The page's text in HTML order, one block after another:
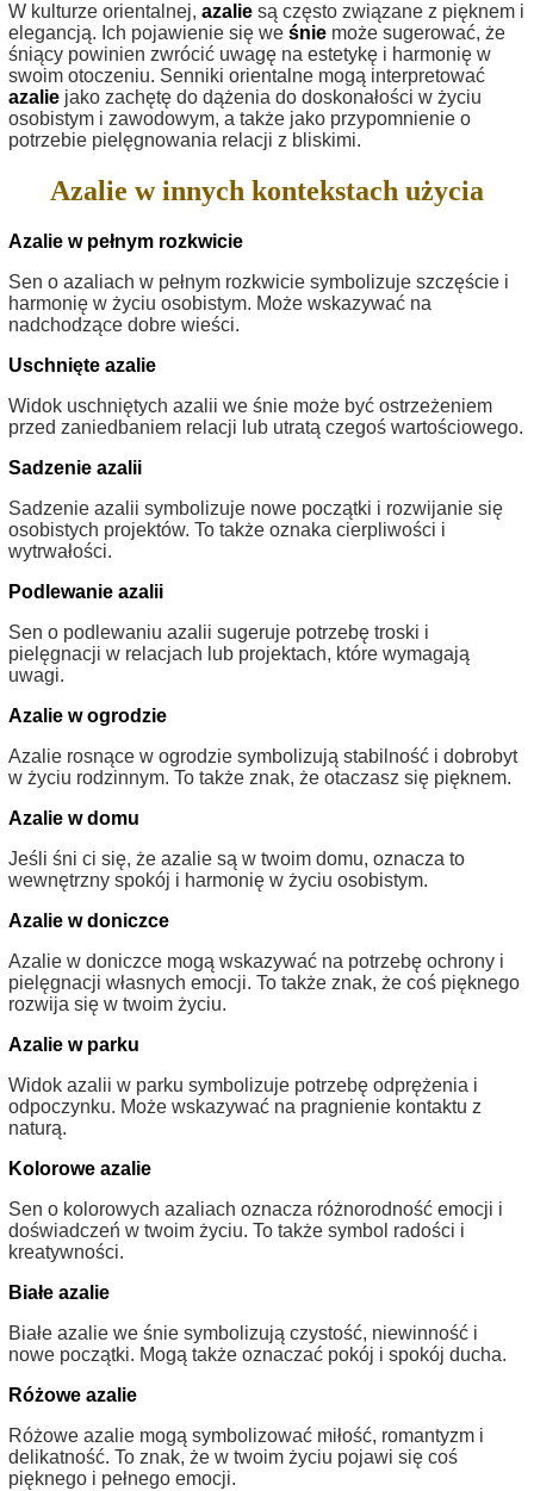
W kulturze orientalnej, azalie są często związane z pięknem i
elegancją. Ich pojawienie się we śnie może sugerować, że
śniący powinien zwrócić uwagę na estetykę i harmonię w
swoim otoczeniu. Senniki orientalne mogą interpretować
azalie jako zachętę do dążenia do doskonałości w życiu
osobistym i zawodowym, a także jako przypomnienie o
potrzebie pielęgnowania relacji z bliskimi.
Azalie w innych kontekstach użycia
Azalie w pełnym rozkwicie
Sen o azaliach w pełnym rozkwicie symbolizuje szczęście i
harmonię w życiu osobistym. Może wskazywać na
nadchodzące dobre wieści.
Uschnięte azalie
Widok uschniętych azalii we śnie może być ostrzeżeniem
przed zaniedbaniem relacji lub utratą czegoś wartościowego.
Sadzenie azalii
Sadzenie azalii symbolizuje nowe początki i rozwijanie się
osobistych projektów. To także oznaka cierpliwości i
wytrwałości.
Podlewanie azalii
Sen o podlewaniu azalii sugeruje potrzebę troski i
pielęgnacji w relacjach lub projektach, które wymagają
uwagi.
Azalie w ogrodzie
Azalie rosnące w ogrodzie symbolizują stabilność i dobrobyt
w życiu rodzinnym. To także znak, że otaczasz się pięknem.
Azalie w domu
Jeśli śni ci się, że azalie są w twoim domu, oznacza to
wewnętrzny spokój i harmonię w życiu osobistym.
Azalie w doniczce
Azalie w doniczce mogą wskazywać na potrzebę ochrony i
pielęgnacji własnych emocji. To także znak, że coś pięknego
rozwija się w twoim życiu.
Azalie w parku
Widok azalii w parku symbolizuje potrzebę odprężenia i
odpoczynku. Może wskazywać na pragnienie kontaktu z
naturą.
Kolorowe azalie
Sen o kolorowych azaliach oznacza różnorodność emocji i
doświadczeń w twoim życiu. To także symbol radości i
kreatywności.
Białe azalie
Białe azalie we śnie symbolizują czystość, niewinność i
nowe początki. Mogą także oznaczać pokój i spokój ducha.
Różowe azalie
Różowe azalie mogą symbolizować miłość, romantyzm i
delikatność. To znak, że w twoim życiu pojawi się coś
pięknego i pełnego emocji.